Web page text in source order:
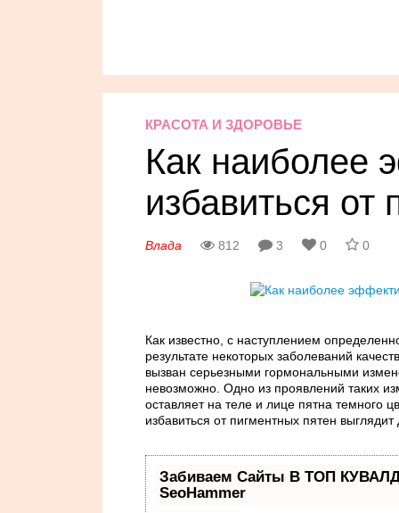
КРАСОТА И ЗДОРОВЬЕ
Как наиболее
избавиться от
Влада 812 3 0 0
Как известно, с наступлением
результате некоторых заболеваний
вызван серьезными гормональными
невозможно. Одно из проявлений таких
оставляет на теле и лице пятна темного
избавиться от пигментных пятен выглядит
Забиваем Сайты В ТОП
SeoHammer